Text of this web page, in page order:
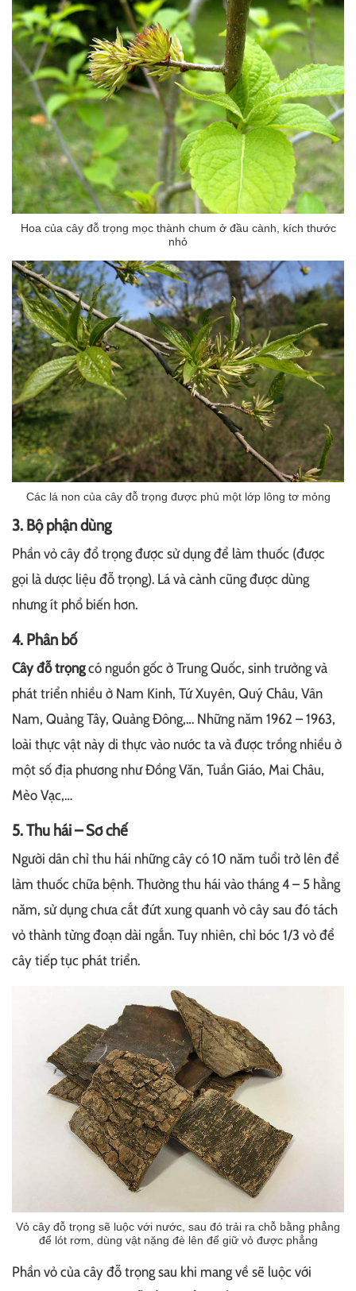
Hoa của cây đỗ trọng mọc thành chum ở đầu cành, kích thước
nhỏ
Các lá non của cây đỗ trọng được phủ một lớp lông tơ mỏng
3. Bộ phận dùng
Phần vỏ cây đổ trọng được sử dụng để làm thuốc (được
gọi là dược liệu đỗ trọng). Lá và cành cũng được dùng
nhưng ít phổ biến hơn.
4. Phân bố
Cây đỗ trọngcó nguồn gốc ở Trung Quốc, sinh trưởng và
phát triển nhiều ở Nam Kinh, Tứ Xuyên, Quý Châu, Vân
Nam, Quảng Tây, Quảng Đông,… Những năm 1962 – 1963,
loài thực vật này di thực vào nước ta và được trồng nhiều ở
một số địa phương như Đồng Văn, Tuần Giáo, Mai Châu,
Mèo Vạc,…
5. Thu hái – Sơ chế
Người dân chỉ thu hái những cây có 10 năm tuổi trở lên để
làm thuốc chữa bệnh. Thường thu hái vào tháng 4 – 5 hằng
năm, sử dụng chưa cắt đứt xung quanh vỏ cây sau đó tách
vỏ thành từng đoạn dài ngắn. Tuy nhiên, chỉ bóc 1/3 vỏ để
cây tiếp tục phát triển.
Vỏ cây đỗ trọng sẽ luộc với nước, sau đó trải ra chỗ bằng phẳng
để lót rơm, dùng vật nặng đè lên để giữ vỏ được phẳng
Phần vỏ của cây đỗ trọng sau khi mang về sẽ luộc với